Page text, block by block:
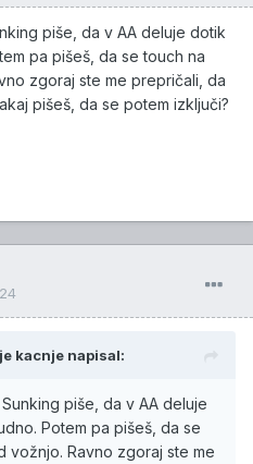
piše, da v AA deluje dotik
pa pišeš, da se touch na
zgoraj ste me prepričali, da
pišeš, da se potem izključi?
kacnje napisal:
piše, da v AA deluje
Potem pa pišeš, da se
vožnjo. Ravno zgoraj ste me